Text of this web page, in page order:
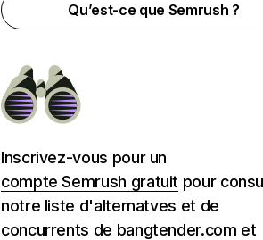
Qu’est-ce que Semrush ?
Inscrivez-vous pour un
compte Semrush gratuit pour
notre liste d'alternatves et de
concurrents de bangtender.com et